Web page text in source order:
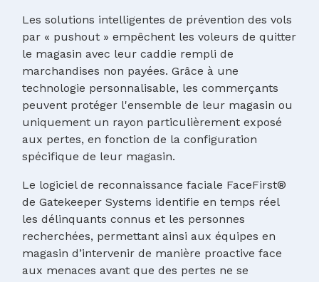
Les solutions intelligentes de prévention des vols
par « pushout » empêchent les voleurs de quitter
le magasin avec leur caddie rempli de
marchandises non payées. Grâce à une
technologie personnalisable, les commerçants
peuvent protéger l'ensemble de leur magasin ou
uniquement un rayon particulièrement exposé
aux pertes, en fonction de la configuration
spécifique de leur magasin.
Le logiciel de reconnaissance faciale FaceFirst®
de Gatekeeper Systems identifie en temps réel
les délinquants connus et les personnes
recherchées, permettant ainsi aux équipes en
magasin d’intervenir de manière proactive face
aux menaces avant que des pertes ne se